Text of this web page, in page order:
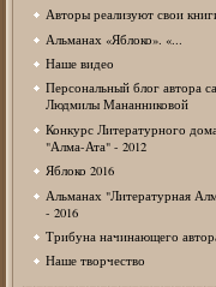
Авторы реализуют свои
Альманах «Яблоко». «...
Наше видео
Персональный блог автора
Людмилы Мананниковой
Конкурс Литературного дома
"Алма-Ата" - 2012
Яблоко 2016
Альманах "Литературная
- 2016
Трибуна начинающего
Наше творчество